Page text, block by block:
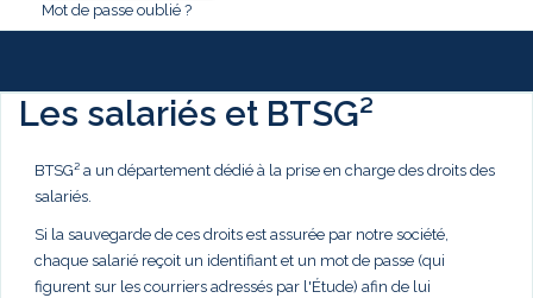
Mot de passe oublié ?
Les salariés et BTSG²
BTSG² a un département dédié à la prise en charge des droits des
salariés.
Si la sauvegarde de ces droits est assurée par notre société,
chaque salarié reçoit un identifiant et un mot de passe (qui
figurent sur les courriers adressés par l'Étude) afin de lui